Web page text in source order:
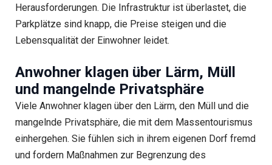
Herausforderungen. Die Infrastruktur ist überlastet, die
Parkplätze sind knapp, die Preise steigen und die
Lebensqualität der Einwohner leidet.
Anwohner klagen über Lärm, Müll
und mangelnde Privatsphäre
Viele Anwohner klagen über den Lärm, den Müll und die
mangelnde Privatsphäre, die mit dem Massentourismus
einhergehen. Sie fühlen sich in ihrem eigenen Dorf fremd
und fordern Maßnahmen zur Begrenzung des